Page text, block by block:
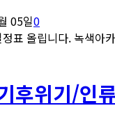
05일0
표 올립니다. 녹색아
후위기/인